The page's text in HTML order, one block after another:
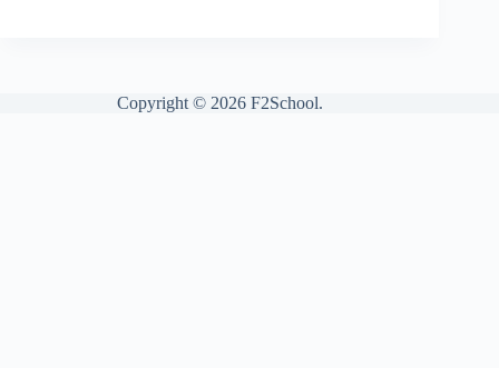
Copyright © 2026 F2School.